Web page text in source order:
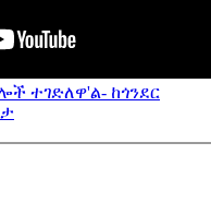
ተገድለዋ'ል- ከጎንደር